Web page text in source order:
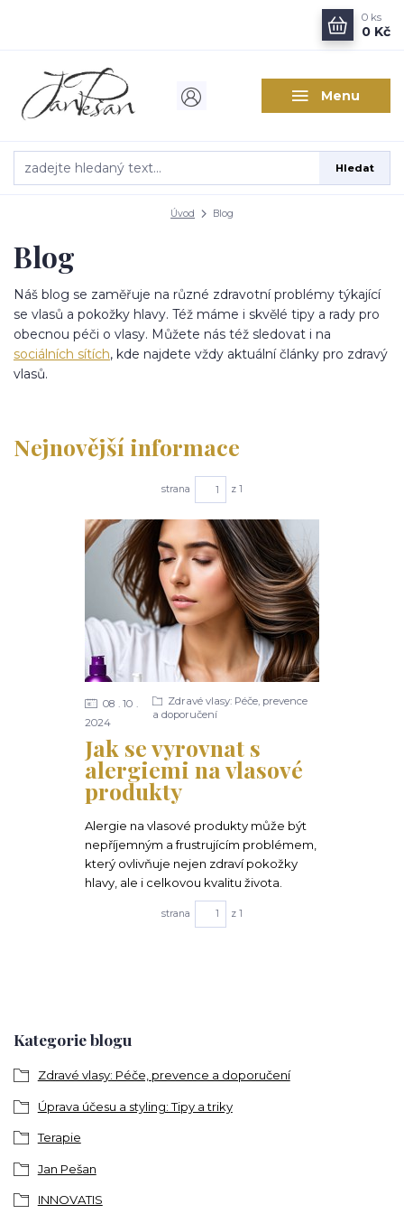
Menu
Hledat
0 ks
0 Kč
Úvod Blog
Kategorie blogu
Zdravé vlasy: Péče, prevence a doporučení
Úprava účesu a styling: Tipy a triky
Terapie
Jan Pešan
INNOVATIS
Blog
Náš blog se zaměřuje na různé zdravotní problémy týkající
se vlasů a pokožky hlavy. Též máme i skvělé tipy a rady pro
obecnou péči o vlasy. Můžete nás též sledovat i na
sociálních sítích, kde najdete vždy aktuální články pro zdravý
vlasů.
Nejnovější informace
strana z 1
Jak se vyrovnat s
alergiemi na vlasové
produkty
08
10
2024
Zdravé vlasy: Péče, prevence
a doporučení
Alergie na vlasové produkty může být
nepříjemným a frustrujícím problémem,
který ovlivňuje nejen zdraví pokožky
hlavy, ale i celkovou kvalitu života.
strana z 1